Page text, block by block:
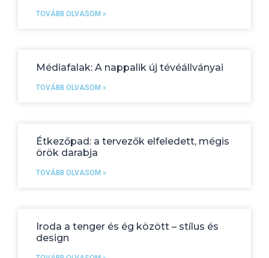
TOVÁBB OLVASOM »
Médiafalak: A nappalik új tévéállványai
TOVÁBB OLVASOM »
Étkezőpad: a tervezők elfeledett, mégis
örök darabja
TOVÁBB OLVASOM »
Iroda a tenger és ég között – stílus és
design